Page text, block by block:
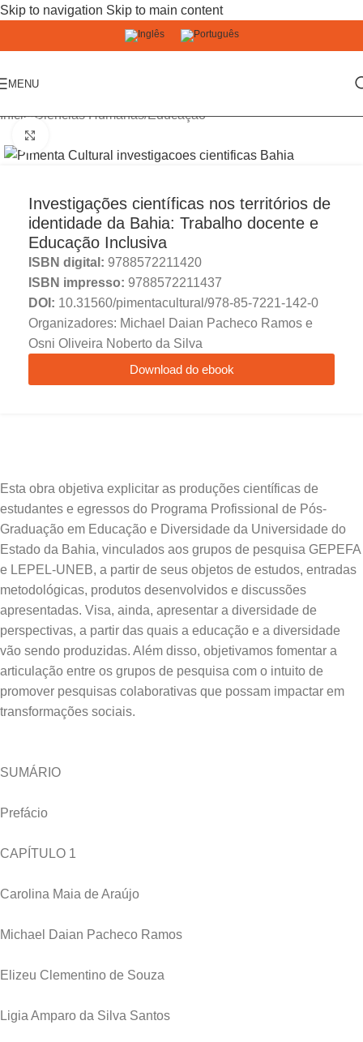
Skip to navigation Skip to main content
MENU
Início/Ciências Humanas/Educação
Investigações científicas nos territórios de
identidade da Bahia: Trabalho docente e
Educação Inclusiva
ISBN digital: 9788572211420
ISBN impresso: 9788572211437
DOI: 10.31560/pimentacultural/978-85-7221-142-0
Organizadores: Michael Daian Pacheco Ramos e
Osni Oliveira Noberto da Silva
Download do ebook
Esta obra objetiva explicitar as produções científicas de
estudantes e egressos do Programa Profissional de Pós-
Graduação em Educação e Diversidade da Universidade do
Estado da Bahia, vinculados aos grupos de pesquisa GEPEFA
e LEPEL-UNEB, a partir de seus objetos de estudos, entradas
metodológicas, produtos desenvolvidos e discussões
apresentadas. Visa, ainda, apresentar a diversidade de
perspectivas, a partir das quais a educação e a diversidade
vão sendo produzidas. Além disso, objetivamos fomentar a
articulação entre os grupos de pesquisa com o intuito de
promover pesquisas colaborativas que possam impactar em
SUMÁRIO
Prefácio
CAPÍTULO 1
Carolina Maia de Araújo
Michael Daian Pacheco Ramos
Elizeu Clementino de Souza
Ligia Amparo da Silva Santos